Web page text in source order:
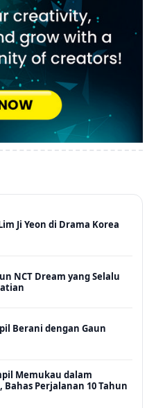
Ji Yeon di Drama Korea
NCT Dream yang Selalu
Berani dengan Gaun
Memukau dalam
Perjalanan 10 Tahun